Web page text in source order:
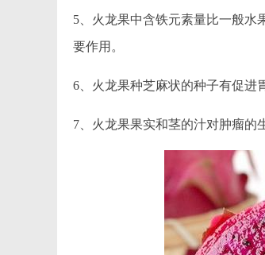
5、火龙果中含铁元素量比一般水
要作用。
6、火龙果种芝麻状的种子有促进
7、火龙果果实和茎的汁对肿瘤的